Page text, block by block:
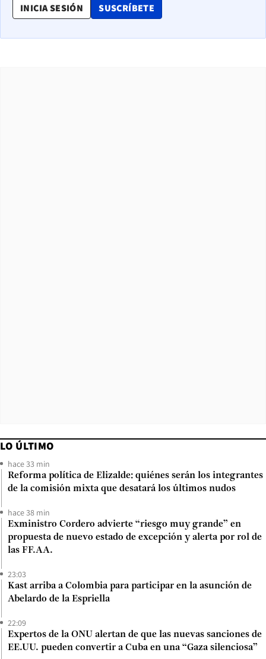
INICIA SESIÓN SUSCRÍBETE
OPENS IN NEW WINDOW
LO ÚLTIMO
hace 33 min
Reforma política de Elizalde: quiénes serán los integrantes
de la comisión mixta que desatará los últimos nudos
hace 38 min
Exministro Cordero advierte “riesgo muy grande” en
propuesta de nuevo estado de excepción y alerta por rol de
las FF.AA.
23:03
Kast arriba a Colombia para participar en la asunción de
Abelardo de la Espriella
22:09
Expertos de la ONU alertan de que las nuevas sanciones de
EE.UU. pueden convertir a Cuba en una “Gaza silenciosa”